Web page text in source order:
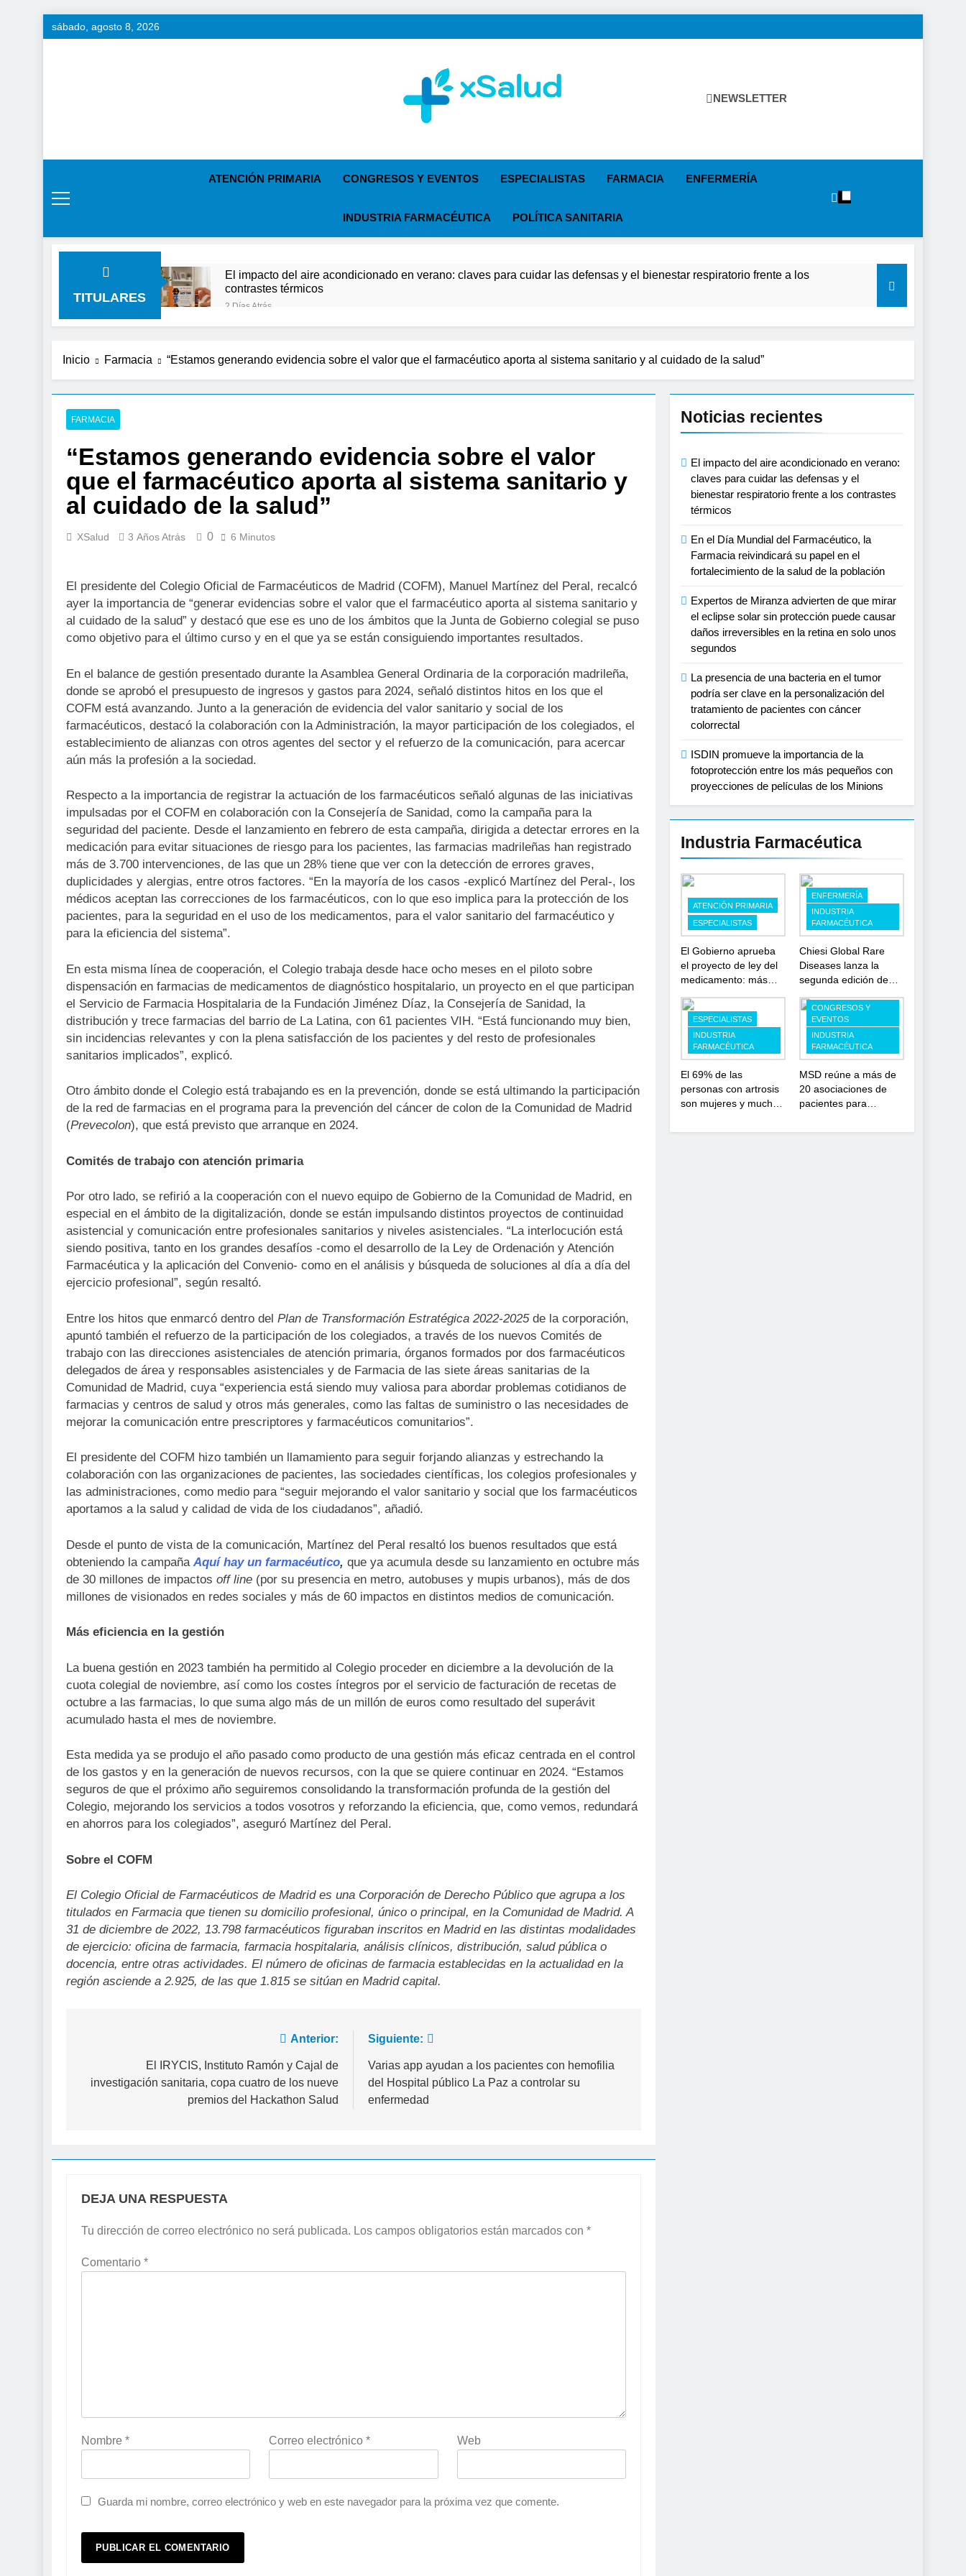
Saltar
al
sábado, agosto 8, 2026
XSalud
NEWSLETTER
ATENCIÓN PRIMARIA CONGRESOS Y EVENTOS ESPECIALISTAS FARMACIA ENFERMERÍA
INDUSTRIA FARMACÉUTICA POLÍTICA SANITARIA
TITULARES
El impacto del aire acondicionado en verano: claves para cuidar las defensas y el bienestar respiratorio frente a los
contrastes térmicos
2 Días Atrás
Expertos de Miranza advierten de que mirar el eclipse solar sin protección puede causar daños irreversibles en la retina en
ISDIN promueve la importancia de la fotoprotección entre los más pequeños con proyecciones de películas de los Minions
1 Semana Atrás
La fisioterapia pediátrica puede ayudar a aliviar el malestar asociado al cólico del lactante
2 Semanas Atrás
2 Semanas Atrás
El Gobierno aprueba el proyecto de ley del medicamento: más sostenibilidad, autonomía estratégica y modernización para
2 Semanas Atrás
La fiebre del running llega al verano: por qué el magnesio es clave para el bienestar muscular del deportista
2 Semanas Atrás
Sanidad publica el primer análisis nacional sobre la situación de las TCAE en España
Inicio Farmacia “Estamos generando evidencia sobre el valor que el farmacéutico aporta al sistema sanitario y al cuidado de la salud”
FARMACIA
“Estamos generando evidencia sobre el valor
que el farmacéutico aporta al sistema sanitario y
al cuidado de la salud”
XSalud 3 Años Atrás 0 6 Minutos
El presidente del Colegio Oficial de Farmacéuticos de Madrid (COFM), Manuel Martínez del Peral, recalcó
ayer la importancia de “generar evidencias sobre el valor que el farmacéutico aporta al sistema sanitario y
al cuidado de la salud” y destacó que ese es uno de los ámbitos que la Junta de Gobierno colegial se puso
como objetivo para el último curso y en el que ya se están consiguiendo importantes resultados.
En el balance de gestión presentado durante la Asamblea General Ordinaria de la corporación madrileña,
donde se aprobó el presupuesto de ingresos y gastos para 2024, señaló distintos hitos en los que el
COFM está avanzando. Junto a la generación de evidencia del valor sanitario y social de los
farmacéuticos, destacó la colaboración con la Administración, la mayor participación de los colegiados, el
establecimiento de alianzas con otros agentes del sector y el refuerzo de la comunicación, para acercar
aún más la profesión a la sociedad.
Respecto a la importancia de registrar la actuación de los farmacéuticos señaló algunas de las iniciativas
impulsadas por el COFM en colaboración con la Consejería de Sanidad, como la campaña para la
seguridad del paciente. Desde el lanzamiento en febrero de esta campaña, dirigida a detectar errores en la
medicación para evitar situaciones de riesgo para los pacientes, las farmacias madrileñas han registrado
más de 3.700 intervenciones, de las que un 28% tiene que ver con la detección de errores graves,
duplicidades y alergias, entre otros factores. “En la mayoría de los casos -explicó Martínez del Peral-, los
médicos aceptan las correcciones de los farmacéuticos, con lo que eso implica para la protección de los
pacientes, para la seguridad en el uso de los medicamentos, para el valor sanitario del farmacéutico y
para la eficiencia del sistema”.
En esta misma línea de cooperación, el Colegio trabaja desde hace ocho meses en el piloto sobre
dispensación en farmacias de medicamentos de diagnóstico hospitalario, un proyecto en el que participan
el Servicio de Farmacia Hospitalaria de la Fundación Jiménez Díaz, la Consejería de Sanidad, la
distribución y trece farmacias del barrio de La Latina, con 61 pacientes VIH. “Está funcionando muy bien,
sin incidencias relevantes y con la plena satisfacción de los pacientes y del resto de profesionales
sanitarios implicados”, explicó.
Otro ámbito donde el Colegio está trabajando es en la prevención, donde se está ultimando la participación
de la red de farmacias en el programa para la prevención del cáncer de colon de la Comunidad de Madrid
(Prevecolon), que está previsto que arranque en 2024.
Comités de trabajo con atención primaria
Por otro lado, se refirió a la cooperación con el nuevo equipo de Gobierno de la Comunidad de Madrid, en
especial en el ámbito de la digitalización, donde se están impulsando distintos proyectos de continuidad
asistencial y comunicación entre profesionales sanitarios y niveles asistenciales. “La interlocución está
siendo positiva, tanto en los grandes desafíos -como el desarrollo de la Ley de Ordenación y Atención
Farmacéutica y la aplicación del Convenio- como en el análisis y búsqueda de soluciones al día a día del
ejercicio profesional”, según resaltó.
Entre los hitos que enmarcó dentro del Plan de Transformación Estratégica 2022-2025de la corporación,
apuntó también el refuerzo de la participación de los colegiados, a través de los nuevos Comités de
trabajo con las direcciones asistenciales de atención primaria, órganos formados por dos farmacéuticos
delegados de área y responsables asistenciales y de Farmacia de las siete áreas sanitarias de la
Comunidad de Madrid, cuya “experiencia está siendo muy valiosa para abordar problemas cotidianos de
farmacias y centros de salud y otros más generales, como las faltas de suministro o las necesidades de
mejorar la comunicación entre prescriptores y farmacéuticos comunitarios”.
El presidente del COFM hizo también un llamamiento para seguir forjando alianzas y estrechando la
colaboración con las organizaciones de pacientes, las sociedades científicas, los colegios profesionales y
las administraciones, como medio para “seguir mejorando el valor sanitario y social que los farmacéuticos
aportamos a la salud y calidad de vida de los ciudadanos”, añadió.
Desde el punto de vista de la comunicación, Martínez del Peral resaltó los buenos resultados que está
obteniendo la campaña Aquí hay un farmacéutico, que ya acumula desde su lanzamiento en octubre más
de 30 millones de impactos off line (por su presencia en metro, autobuses y mupis urbanos), más de dos
millones de visionados en redes sociales y más de 60 impactos en distintos medios de comunicación.
Más eficiencia en la gestión
La buena gestión en 2023 también ha permitido al Colegio proceder en diciembre a la devolución de la
cuota colegial de noviembre, así como los costes íntegros por el servicio de facturación de recetas de
octubre a las farmacias, lo que suma algo más de un millón de euros como resultado del superávit
acumulado hasta el mes de noviembre.
Esta medida ya se produjo el año pasado como producto de una gestión más eficaz centrada en el control
de los gastos y en la generación de nuevos recursos, con la que se quiere continuar en 2024. “Estamos
seguros de que el próximo año seguiremos consolidando la transformación profunda de la gestión del
Colegio, mejorando los servicios a todos vosotros y reforzando la eficiencia, que, como vemos, redundará
en ahorros para los colegiados”, aseguró Martínez del Peral.
Sobre el COFM
El Colegio Oficial de Farmacéuticos de Madrid es una Corporación de Derecho Público que agrupa a los
titulados en Farmacia que tienen su domicilio profesional, único o principal, en la Comunidad de Madrid. A
31 de diciembre de 2022, 13.798 farmacéuticos figuraban inscritos en Madrid en las distintas modalidades
de ejercicio: oficina de farmacia, farmacia hospitalaria, análisis clínicos, distribución, salud pública o
docencia, entre otras actividades. El número de oficinas de farmacia establecidas en la actualidad en la
región asciende a 2.925, de las que 1.815 se sitúan en Madrid capital.
entradas
Anterior:
El IRYCIS, Instituto Ramón y Cajal de
investigación sanitaria, copa cuatro de los nueve
premios del Hackathon Salud
Siguiente:
Varias app ayudan a los pacientes con hemofilia
del Hospital público La Paz a controlar su
enfermedad
DEJA UNA RESPUESTA
Tu dirección de correo electrónico no será publicada. Los campos obligatorios están marcados con *
Comentario *
Nombre * Correo electrónico* Web
Guarda mi nombre, correo electrónico y web en este navegador para la próxima vez que comente.
Noticias recientes
El impacto del aire acondicionado en verano:
claves para cuidar las defensas y el
bienestar respiratorio frente a los contrastes
térmicos
En el Día Mundial del Farmacéutico, la
Farmacia reivindicará su papel en el
fortalecimiento de la salud de la población
Expertos de Miranza advierten de que mirar
el eclipse solar sin protección puede causar
daños irreversibles en la retina en solo unos
segundos
La presencia de una bacteria en el tumor
podría ser clave en la personalización del
tratamiento de pacientes con cáncer
colorrectal
ISDIN promueve la importancia de la
fotoprotección entre los más pequeños con
proyecciones de películas de los Minions
Industria Farmacéutica
ATENCIÓN PRIMARIA
ESPECIALISTAS
El Gobierno aprueba
el proyecto de ley del
medicamento: más
autonomía estratégica
y modernización para
el SNS
ENFERMERÍA
INDUSTRIA
FARMACÉUTICA
Chiesi Global Rare
Diseases lanza la
segunda edición de
impulsar la
investigación en
enfermedades de
depósito lisosomal
ESPECIALISTAS
INDUSTRIA
FARMACÉUTICA
El 69% de las
personas con artrosis
son mujeres y muchas
rigidez a partir de los
CONGRESOS Y
EVENTOS
INDUSTRIA
FARMACÉUTICA
MSD reúne a más de
20 asociaciones de
pacientes para
sobre el presente y el